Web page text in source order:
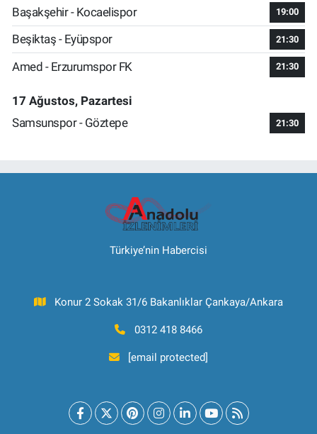
Başakşehir - Kocaelispor
19:00
Beşiktaş - Eyüpspor 21:30
Amed - Erzurumspor FK 21:30
17 Ağustos, Pazartesi
Samsunspor - Göztepe
21:30
Türkiye’nin Habercisi
Konur 2 Sokak 31/6 Bakanlıklar Çankaya/Ankara
0312 418 8466
[email protected]